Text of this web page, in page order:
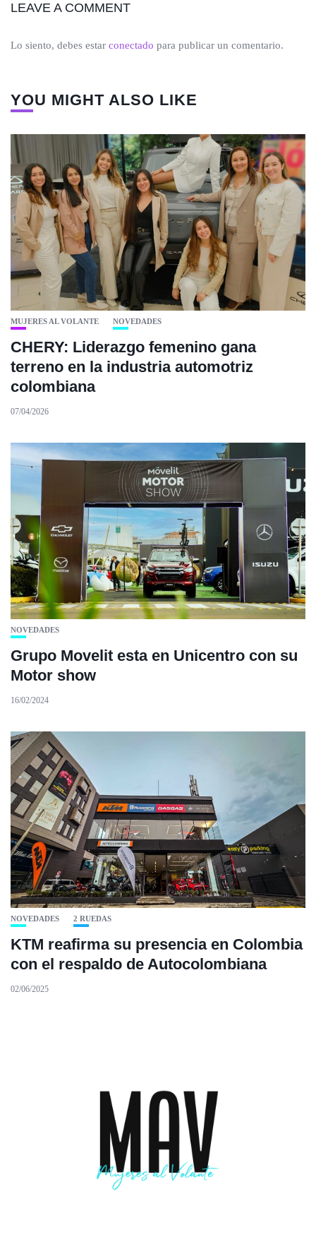
LEAVE A COMMENT
Lo siento, debes estar conectado para publicar un comentario.
YOU MIGHT ALSO LIKE
MUJERES AL VOLANTE NOVEDADES
CHERY: Liderazgo femenino gana
terreno en la industria automotriz
colombiana
07/04/2026
NOVEDADES
Grupo Movelit esta en Unicentro con su
Motor show
16/02/2024
NOVEDADES 2 RUEDAS
KTM reafirma su presencia en Colombia
con el respaldo de Autocolombiana
02/06/2025